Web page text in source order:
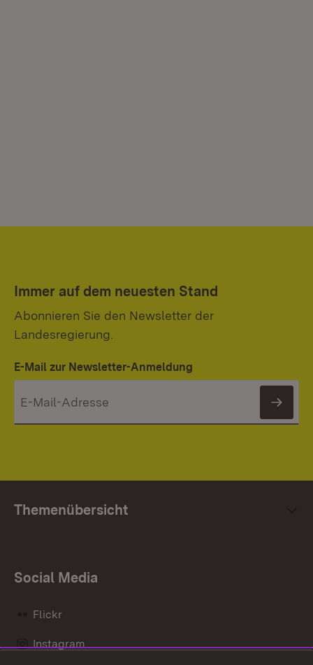
Immer auf dem neuesten Stand
Abonnieren Sie den Newsletter der
Landesregierung.
E-Mail zur Newsletter-Anmeldung
Themenübersicht
Social Media
Flickr
Instagram